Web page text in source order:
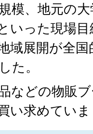
模、地元の
いった現場
域展開が全
た。
などの物販
い求めてい